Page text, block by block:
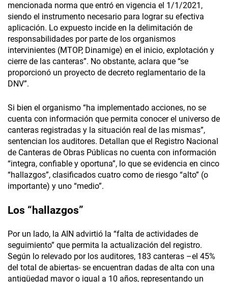
mencionada norma que entró en vigencia el 1/1/2021,
siendo el instrumento necesario para lograr su efectiva
aplicación. Lo expuesto incide en la delimitación de
responsabilidades por parte de los organismos
intervinientes (MTOP, Dinamige) en el inicio, explotación y
cierre de las canteras”. No obstante, aclara que “se
proporcionó un proyecto de decreto reglamentario de la
DNV”.
Si bien el organismo “ha implementado acciones, no se
cuenta con información que permita conocer el universo de
canteras registradas y la situación real de las mismas”,
sentencian los auditores. Detallan que el Registro Nacional
de Canteras de Obras Públicas no cuenta con información
“integra, confiable y oportuna”, lo que se evidencia en cinco
“hallazgos”, clasificados cuatro como de riesgo “alto” (o
importante) y uno “medio”.
Los “hallazgos”
Por un lado, la AIN advirtió la “falta de actividades de
seguimiento” que permita la actualización del registro.
Según lo relevado por los auditores, 183 canteras –el 45%
del total de abiertas- se encuentran dadas de alta con una
antigüedad mayor o igual a 10 años, representando un